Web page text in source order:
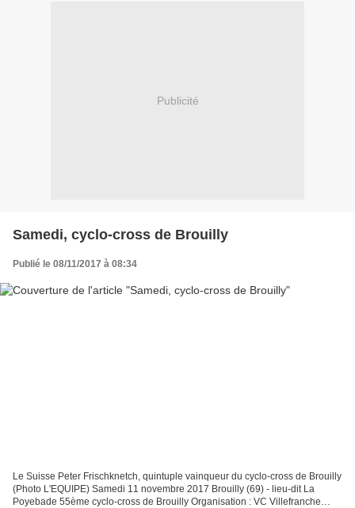
Publicité
Samedi, cyclo-cross de Brouilly
Publié le 08/11/2017 à 08:34
Le Suisse Peter Frischknetch, quintuple vainqueur du cyclo-cross de Brouilly
(Photo L'EQUIPE) Samedi 11 novembre 2017 Brouilly (69) - lieu-dit La
Poyebade 55ème cyclo-cross de Brouilly Organisation : VC Villefranche